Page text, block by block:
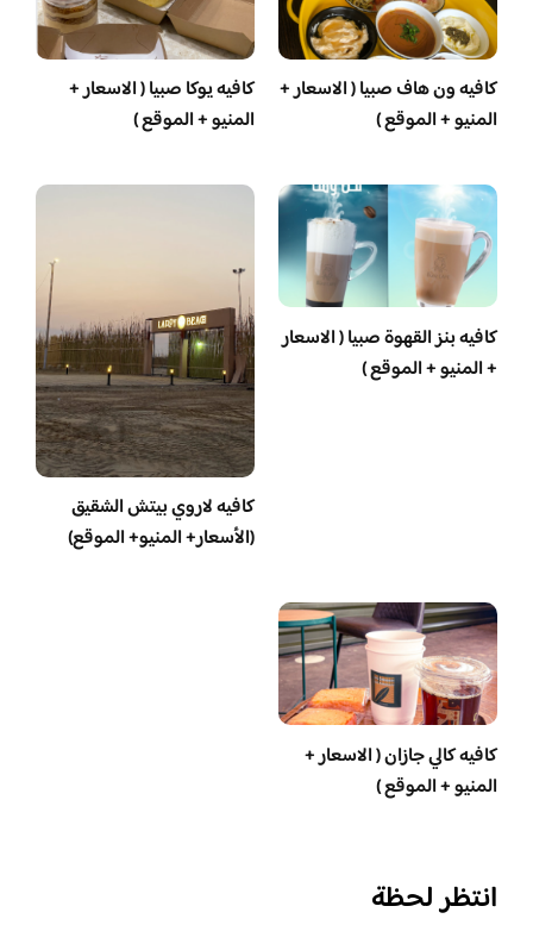
كافيه ون هاف صبيا ( الاسعار +
المنيو + الموقع )
كافيه يوكا صبيا ( الاسعار +
المنيو + الموقع )
كافيه بنز القهوة صبيا ( الاسعار
+ المنيو + الموقع )
كافيه لاروي بيتش الشقيق
(الأسعار+ المنيو+ الموقع)
كافيه كالي جازان ( الاسعار +
المنيو + الموقع )
انتظر لحظة